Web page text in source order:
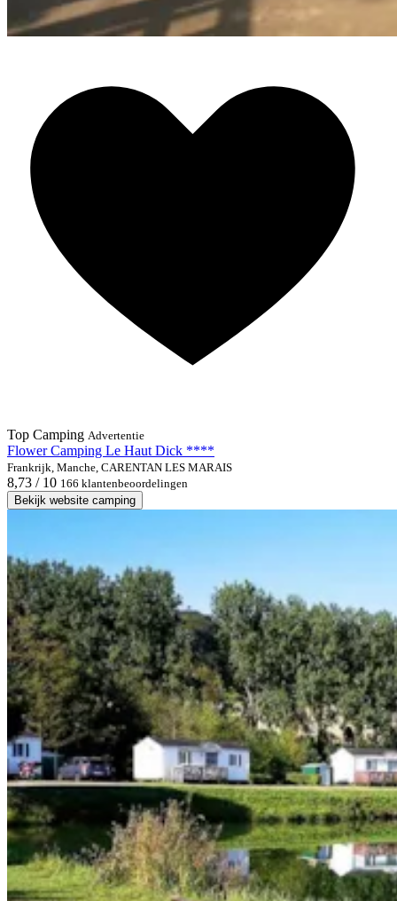
Top Camping Advertentie
Flower Camping Le Haut Dick ****
Frankrijk, Manche, CARENTAN LES MARAIS
8,73 / 10 166 klantenbeoordelingen
Bekijk website camping